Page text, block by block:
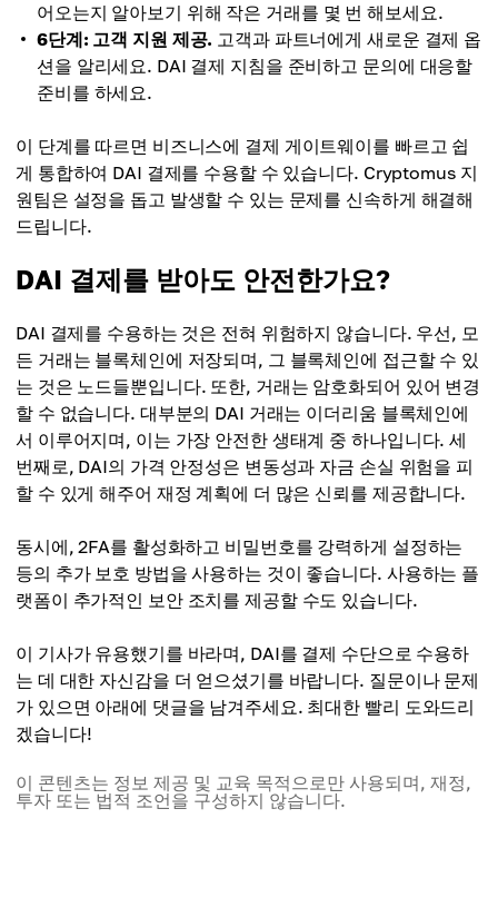
어오는지 알아보기 위해 작은 거래를 몇 번 해보세요.
6단계: 고객 지원 제공. 고객과 파트너에게 새로운 결제 옵
션을 알리세요. DAI 결제 지침을 준비하고 문의에 대응할
준비를 하세요.
이 단계를 따르면 비즈니스에 결제 게이트웨이를 빠르고 쉽
게 통합하여 DAI 결제를 수용할 수 있습니다. Cryptomus 지
원팀은 설정을 돕고 발생할 수 있는 문제를 신속하게 해결해
드립니다.
DAI 결제를 받아도 안전한가요?
DAI 결제를 수용하는 것은 전혀 위험하지 않습니다. 우선, 모
든 거래는 블록체인에 저장되며, 그 블록체인에 접근할 수 있
는 것은 노드들뿐입니다. 또한, 거래는 암호화되어 있어 변경
할 수 없습니다. 대부분의 DAI 거래는 이더리움 블록체인에
서 이루어지며, 이는 가장 안전한 생태계 중 하나입니다. 세
번째로, DAI의 가격 안정성은 변동성과 자금 손실 위험을 피
할 수 있게 해주어 재정 계획에 더 많은 신뢰를 제공합니다.
동시에, 2FA를 활성화하고 비밀번호를 강력하게 설정하는
등의 추가 보호 방법을 사용하는 것이 좋습니다. 사용하는 플
랫폼이 추가적인 보안 조치를 제공할 수도 있습니다.
이 기사가 유용했기를 바라며, DAI를 결제 수단으로 수용하
는 데 대한 자신감을 더 얻으셨기를 바랍니다. 질문이나 문제
가 있으면 아래에 댓글을 남겨주세요. 최대한 빨리 도와드리
겠습니다!
이 콘텐츠는 정보 제공 및 교육 목적으로만 사용되며, 재정,
투자 또는 법적 조언을 구성하지 않습니다.